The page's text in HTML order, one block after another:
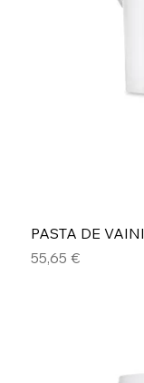
PASTA DE
Precio
55,65 €